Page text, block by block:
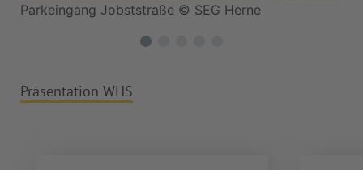
Parkeingang Jobststraße © SEG Herne
Präsentation WHS